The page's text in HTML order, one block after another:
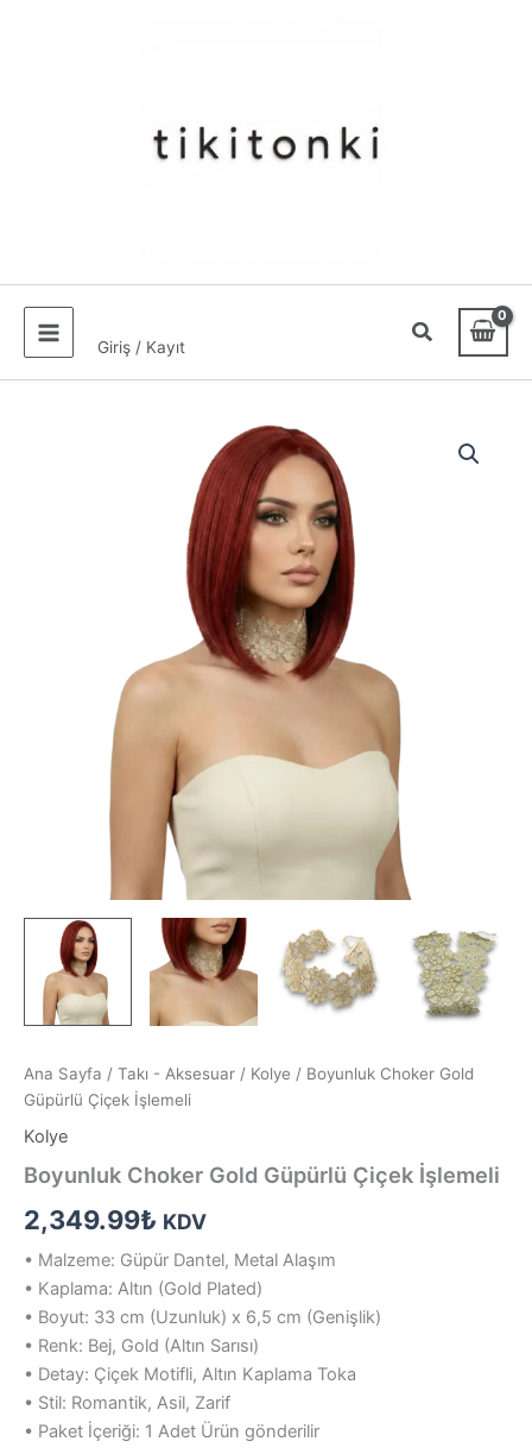
Giriş / Kayıt
Ana Sayfa / Takı - Aksesuar / Kolye / Boyunluk Choker Gold
Güpürlü Çiçek İşlemeli
Kolye
Boyunluk Choker Gold Güpürlü Çiçek İşlemeli
2,349.99₺ KDV
• Malzeme: Güpür Dantel, Metal Alaşım
• Kaplama: Altın (Gold Plated)
• Boyut: 33 cm (Uzunluk) x 6,5 cm (Genişlik)
• Renk: Bej, Gold (Altın Sarısı)
• Detay: Çiçek Motifli, Altın Kaplama Toka
• Stil: Romantik, Asil, Zarif
• Paket İçeriği: 1 Adet Ürün gönderilir